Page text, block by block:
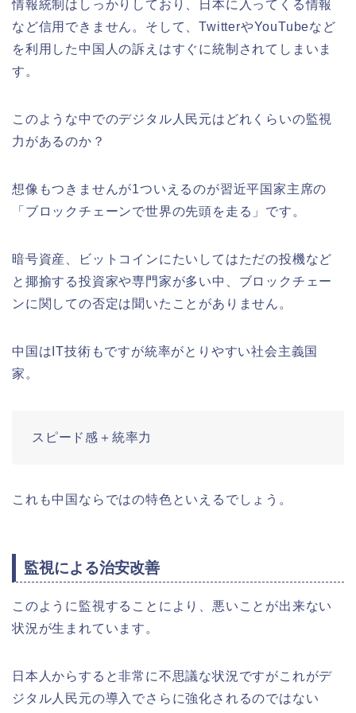
情報統制はしっかりしており、日本に入ってくる情報
など信用できません。そして、TwitterやYouTubeなど
を利用した中国人の訴えはすぐに統制されてしまいま
す。
このような中でのデジタル人民元はどれくらいの監視
力があるのか？
想像もつきませんが1ついえるのが習近平国家主席の
「ブロックチェーンで世界の先頭を走る」です。
暗号資産、ビットコインにたいしてはただの投機など
と揶揄する投資家や専門家が多い中、ブロックチェー
ンに関しての否定は聞いたことがありません。
中国はIT技術もですが統率がとりやすい社会主義国
家。
スピード感＋統率力
これも中国ならではの特色といえるでしょう。
監視による治安改善
このように監視することにより、悪いことが出来ない
状況が生まれています。
日本人からすると非常に不思議な状況ですがこれがデ
ジタル人民元の導入でさらに強化されるのではない